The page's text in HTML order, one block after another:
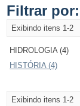
Filtrar
Exibindo itens 1-2
HIDROLOGIA (4)
HISTÓRIA (4)
Exibindo itens 1-2